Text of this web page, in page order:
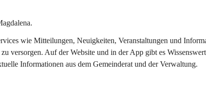
wie Mitteilungen, Neuigkeiten, Veranstaltungen und
versorgen. Auf der Website und in der App gibt es
Informationen aus dem Gemeinderat und der Verwaltung.